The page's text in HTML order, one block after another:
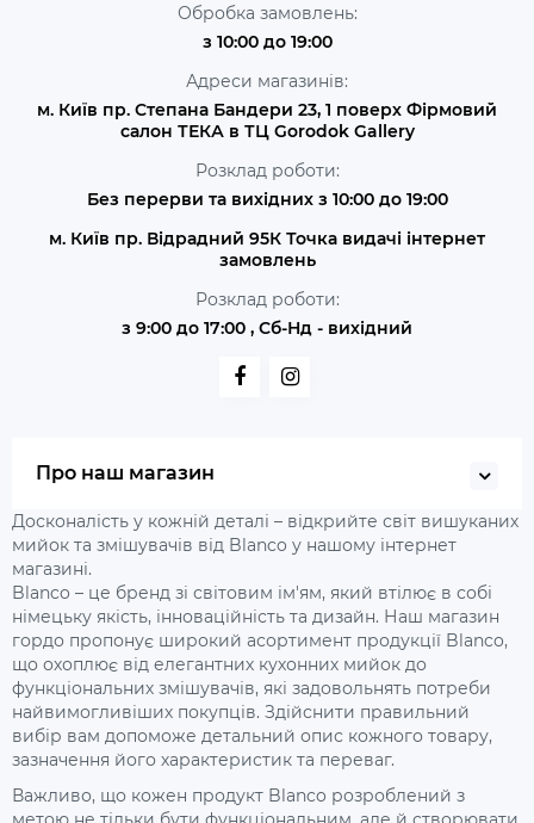
Обробка замовлень:
з 10:00 до 19:00
Адреси магазинів:
м. Київ пр. Степана Бандери 23, 1 поверх Фірмовий
салон ТЕКА в ТЦ Gorodok Gallery
Розклад роботи:
Без перерви та вихідних з 10:00 до 19:00
м. Київ пр. Відрадний 95К Точка видачі інтернет
замовлень
Розклад роботи:
з 9:00 до 17:00 , Сб-Нд - вихідний
Про наш магазин
Досконалість у кожній деталі – відкрийте світ вишуканих
мийок та змішувачів від Blanco у нашому інтернет
магазині.
Blanco – це бренд зі світовим ім'ям, який втілює в собі
німецьку якість, інноваційність та дизайн. Наш магазин
гордо пропонує широкий асортимент продукції Blanco,
що охоплює від елегантних кухонних мийок до
функціональних змішувачів, які задовольнять потреби
найвимогливіших покупців. Здійснити правильний
вибір вам допоможе детальний опис кожного товару,
зазначення його характеристик та переваг.
Важливо, що кожен продукт Blanco розроблений з